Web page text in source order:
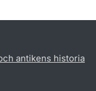
antikens historia